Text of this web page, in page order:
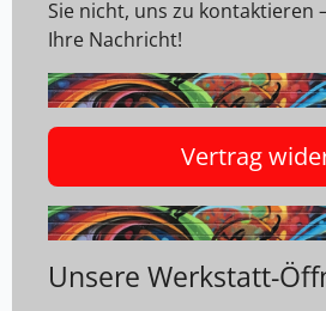
Sie nicht, uns zu kontaktieren
Ihre Nachricht!
Vertrag
Unsere Werkstatt-